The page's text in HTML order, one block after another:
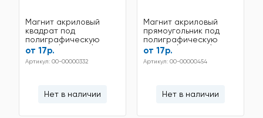
Магнит акриловый
квадрат под
полиграфическую
вставку (65*65мм)
от 17р.
Артикул: 00-00000332
Нет в наличии
Магнит акриловый
прямоугольник под
полиграфическую
вставку (78*52мм)
от 17р.
Артикул: 00-00000454
Нет в наличии